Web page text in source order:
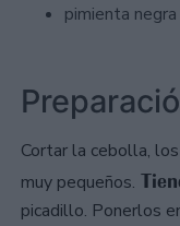
pimienta
Cortar la cebolla,
muy pequeños.
picadillo. Ponerlos